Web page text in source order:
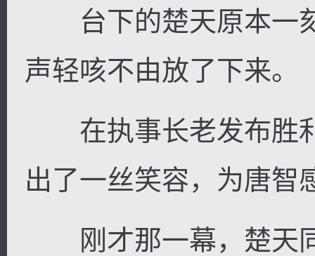
台下的楚天原本一
声轻咳不由放了下来。
在执事长老发布胜
出了一丝笑容，为唐智
刚才那一幕，楚天